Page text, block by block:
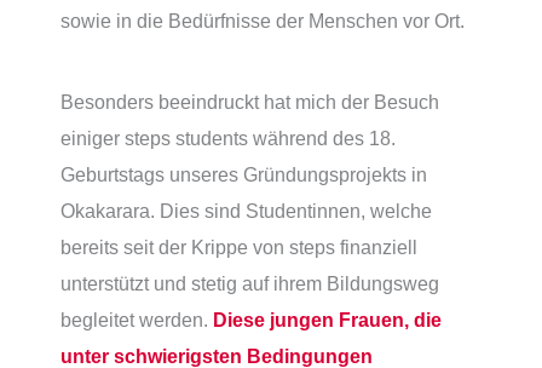
sowie in die Bedürfnisse der Menschen vor Ort.
Besonders beeindruckt hat mich der Besuch
einiger steps students während des 18.
Geburtstags unseres Gründungsprojekts in
Okakarara. Dies sind Studentinnen, welche
bereits seit der Krippe von steps finanziell
unterstützt und stetig auf ihrem Bildungsweg
begleitet werden. Diese jungen Frauen, die
unter schwierigsten Bedingungen